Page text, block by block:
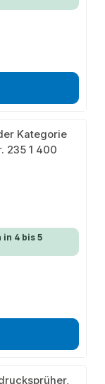
4 bis 5